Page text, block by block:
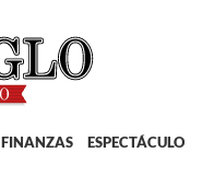
FINANZAS ESPECTÁCULOS